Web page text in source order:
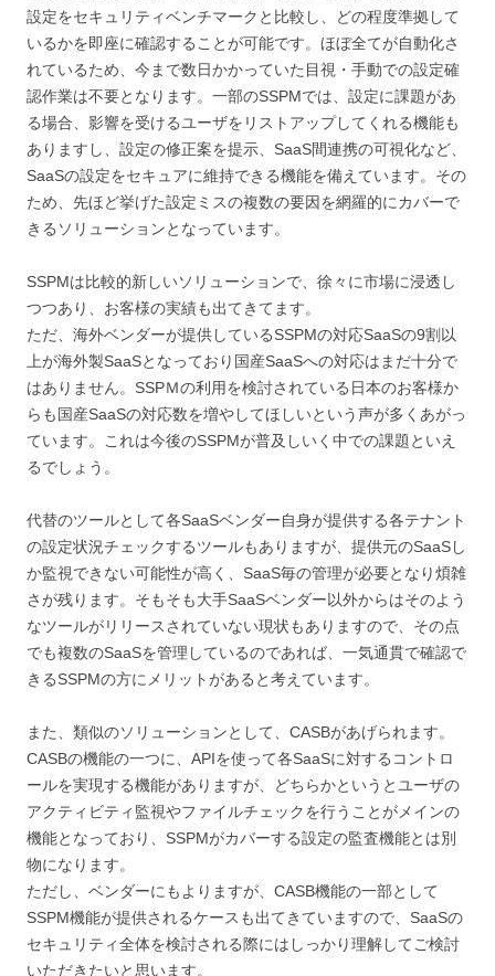
設定をセキュリティベンチマークと比較し、どの程度準拠して
いるかを即座に確認することが可能です。ほぼ全てが自動化さ
れているため、今まで数日かかっていた目視・手動での設定確
認作業は不要となります。一部のSSPMでは、設定に課題があ
る場合、影響を受けるユーザをリストアップしてくれる機能も
ありますし、設定の修正案を提示、SaaS間連携の可視化など、
SaaSの設定をセキュアに維持できる機能を備えています。その
ため、先ほど挙げた設定ミスの複数の要因を網羅的にカバーで
きるソリューションとなっています。
SSPMは比較的新しいソリューションで、徐々に市場に浸透し
つつあり、お客様の実績も出てきてます。
ただ、海外ベンダーが提供しているSSPMの対応SaaSの9割以
上が海外製SaaSとなっており国産SaaSへの対応はまだ十分で
はありません。SSPＭの利用を検討されている日本のお客様か
らも国産SaaSの対応数を増やしてほしいという声が多くあがっ
ています。これは今後のSSPMが普及しいく中での課題といえ
るでしょう。
代替のツールとして各SaaSベンダー自身が提供する各テナント
の設定状況チェックするツールもありますが、提供元のSaaSし
か監視できない可能性が高く、SaaS毎の管理が必要となり煩雑
さが残ります。そもそも大手SaaSベンダー以外からはそのよう
なツールがリリースされていない現状もありますので、その点
でも複数のSaaSを管理しているのであれば、一気通貫で確認で
きるSSPMの方にメリットがあると考えています。
また、類似のソリューションとして、CASBがあげられます。
CASBの機能の一つに、APIを使って各SaaSに対するコントロ
ールを実現する機能がありますが、どちらかというとユーザの
アクティビティ監視やファイルチェックを行うことがメインの
機能となっており、SSPMがカバーする設定の監査機能とは別
物になります。
ただし、ベンダーにもよりますが、CASB機能の一部として
SSPM機能が提供されるケースも出てきていますので、SaaSの
セキュリティ全体を検討される際にはしっかり理解してご検討
いただきたいと思います。